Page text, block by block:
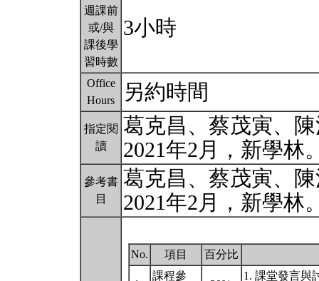
週課前
或/與
課後學
習時數
3小時
Office
Hours
另約時間
指定閱
讀
葛克昌、蔡茂寅、
2021年2月，新學林
參考書
目
葛克昌、蔡茂寅、
2021年2月，新學林
No. 項目 百分比
課程參 1. 課堂發言與